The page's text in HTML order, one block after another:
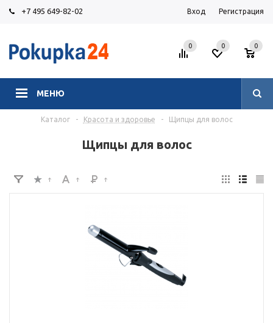
+7 495 649-82-02 Вход Регистрация
МЕНЮ
0 0
0
Каталог - Красота и здоровье - Щипцы для волос
Щипцы для волос